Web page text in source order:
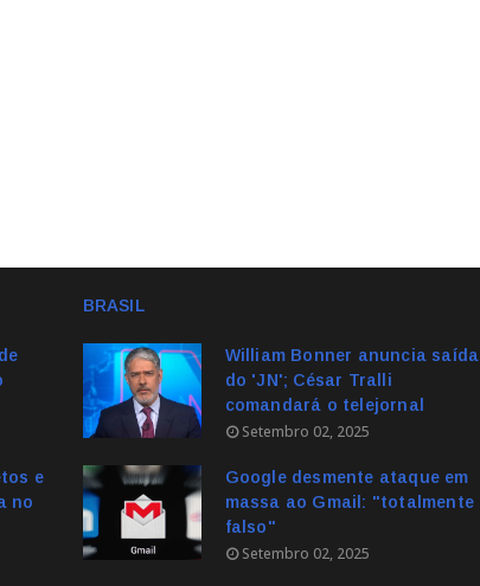
e
no
BRASIL
William Bonner anuncia saída
do 'JN'; César Tralli
comandará o telejornal
Setembro 02, 2025
Google desmente ataque em
massa ao Gmail: "totalmente
falso"
Setembro 02, 2025